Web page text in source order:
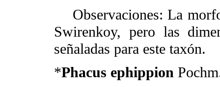
Observaciones: La
Swirenkoy, pero las
señaladas para este taxón.
*Phacus ephippion